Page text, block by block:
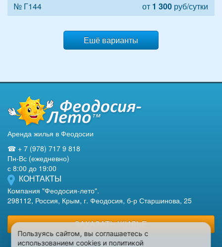
№ Г144 от 1 300 руб/сутки
Ешё варианты
Аренда жилья в Феодосии
☎ + 7 (978) 717 9 818
Пн-Вс (ежедневно)
с 8:00 до 19:00
КОНТАКТЫ
Компания "Феодосия-лето".
298112, Россия, Крым, г. Феодосия, б-р Старшинова, 25
ЗАКАЗАТЬ ЖИЛЬЕ
Пользуясь сайтом, вы соглашаетесь с
использованием cookies и политикой